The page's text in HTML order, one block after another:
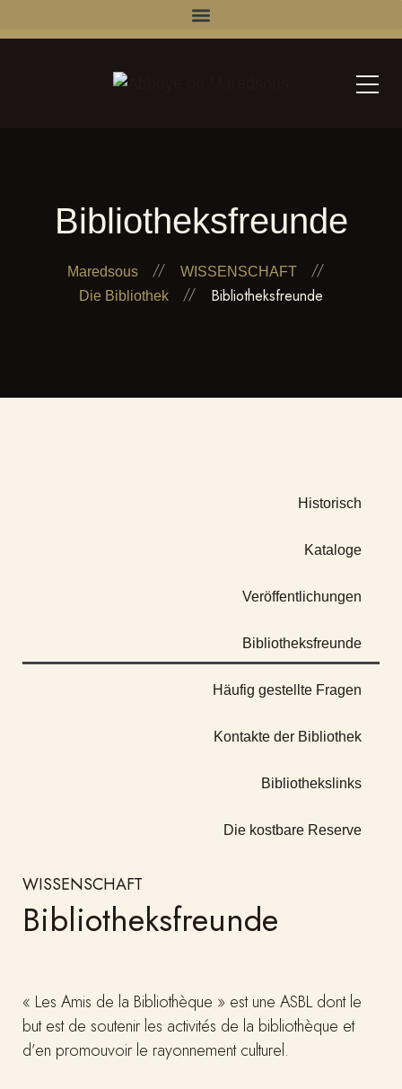
Bibliotheksfreunde
Maredsous
WISSENSCHAFT
Die Bibliothek
Bibliotheksfreunde
Historisch
Kataloge
Veröffentlichungen
Bibliotheksfreunde
Häufig gestellte Fragen
Kontakte der Bibliothek
Bibliothekslinks
Die kostbare Reserve
WISSENSCHAFT
Bibliotheksfreunde
« Les Amis de la Bibliothèque » est une ASBL dont le
but est de soutenir les activités de la bibliothèque et
d’en promouvoir le rayonnement culturel.